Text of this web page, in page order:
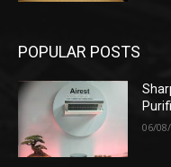
POPULAR POSTS
06/